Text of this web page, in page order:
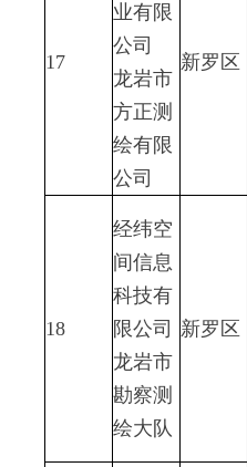
17
业有限
公司
龙岩市
方正测
绘有限
公司
新罗区
18
经纬空
间信息
科技有
限公司
龙岩市
勘察测
绘大队
新罗区